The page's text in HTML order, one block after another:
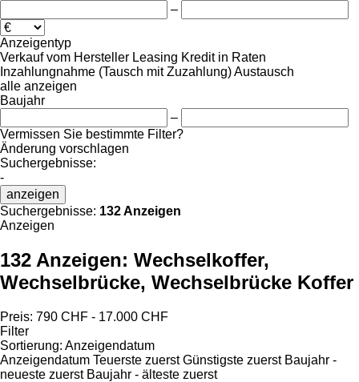
–
Anzeigentyp
Verkauf vom Hersteller Leasing Kredit in Raten
Inzahlungnahme (Tausch mit Zuzahlung)Austausch
alle anzeigen
Baujahr
–
Vermissen Sie bestimmte Filter?
Änderung vorschlagen
Suchergebnisse:
-
anzeigen
Suchergebnisse: 132 Anzeigen
Anzeigen
132 Anzeigen: Wechselkoffer,
Wechselbrücke, Wechselbrücke Koffer
Preis: 790 CHF - 17.000 CHF
Filter
Sortierung: Anzeigendatum
Anzeigendatum Teuerste zuerst Günstigste zuerst Baujahr -
neueste zuerst Baujahr - älteste zuerst